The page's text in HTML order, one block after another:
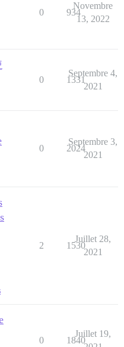
0 934
Novembre
13, 2022
0 1331
Septembre 4,
2021
0 2024
Septembre 3,
2021
2 1530
Juillet 28,
2021
0 1840
Juillet 19,